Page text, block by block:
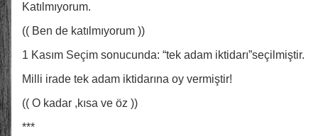
Katılmıyorum.
(( Ben de katılmıyorum ))
1 Kasım Seçim sonucunda: “tek adam iktidarı”seçilmiştir.
Milli irade tek adam iktidarına oy vermiştir!
(( O kadar ,kısa ve öz ))
***